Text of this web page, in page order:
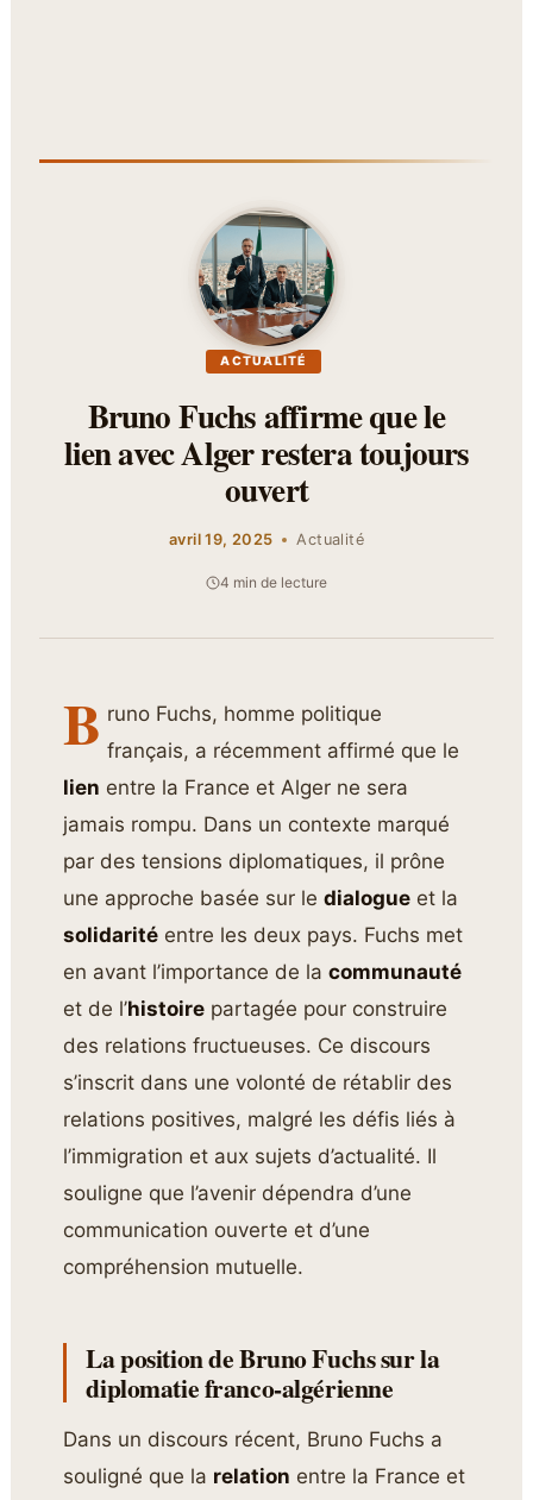
ACTUALITÉ
Bruno Fuchs affirme que le
lien avec Alger restera toujours
ouvert
avril 19, 2025 Actualité
4 min de lecture
B runo Fuchs, homme politique
français, a récemment affirmé que le
lien entre la France et Alger ne sera
jamais rompu. Dans un contexte marqué
par des tensions diplomatiques, il prône
une approche basée sur ledialogue et la
solidarité entre les deux pays. Fuchs met
en avant l’importance de lacommunauté
et de l’histoire partagée pour construire
des relations fructueuses. Ce discours
s’inscrit dans une volonté de rétablir des
relations positives, malgré les défis liés à
l’immigration et aux sujets d’actualité. Il
souligne que l’avenir dépendra d’une
communication ouverte et d’une
compréhension mutuelle.
La position de Bruno Fuchs sur la
diplomatie franco-algérienne
Dans un discours récent, Bruno Fuchs a
souligné que la relation entre la France et